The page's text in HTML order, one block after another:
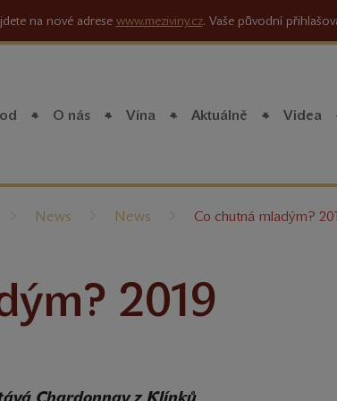
na nové adrese www.meziviny.cz. Vaše původní
O nás Vína Aktuálně Videa
News News Co chutná mladým?
2019